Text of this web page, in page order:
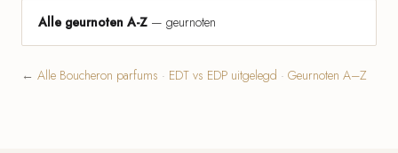
Alle geurnoten A-Z — geurnoten
← Alle Boucheron parfums · EDT vs EDP uitgelegd · Geurnoten A–Z